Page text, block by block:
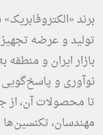
برند
تولید و عرضه
بازار ایران و
نوآوری و
تا محصولات آن، از
مهندسان،